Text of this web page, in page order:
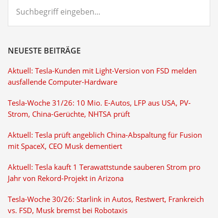
eingeben...
NEUESTE BEITRÄGE
Aktuell: Tesla-Kunden mit Light-Version von FSD melden
ausfallende Computer-Hardware
Tesla-Woche 31/26: 10 Mio. E-Autos, LFP aus USA, PV-
Strom, China-Gerüchte, NHTSA prüft
Aktuell: Tesla prüft angeblich China-Abspaltung für Fusion
mit SpaceX, CEO Musk dementiert
Aktuell: Tesla kauft 1 Terawattstunde sauberen Strom pro
Jahr von Rekord-Projekt in Arizona
Tesla-Woche 30/26: Starlink in Autos, Restwert, Frankreich
vs. FSD, Musk bremst bei Robotaxis